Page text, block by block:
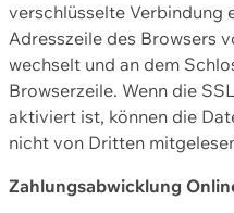
verschlüsselte Verbindung
Adresszeile des Browsers
wechselt und an dem
Browserzeile. Wenn die
aktiviert ist, können die
nicht von Dritten
Zahlungsabwicklung